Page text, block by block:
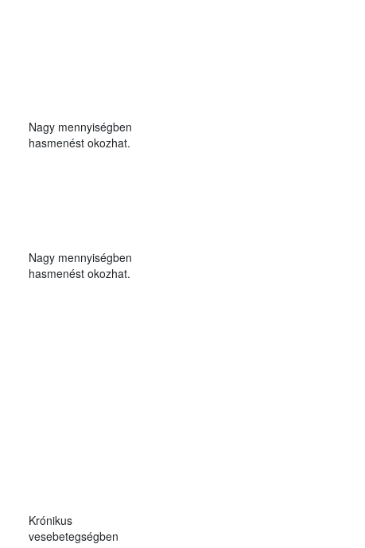
Nagy mennyiségben
hasmenést okozhat.
Nagy mennyiségben
hasmenést okozhat.
Krónikus
vesebetegségben